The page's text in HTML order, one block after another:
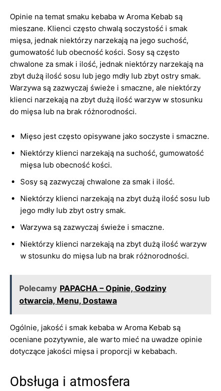
Opinie na temat smaku kebaba w Aroma Kebab są
mieszane. Klienci często chwalą soczystość i smak
mięsa, jednak niektórzy narzekają na jego suchość,
gumowatość lub obecność kości. Sosy są często
chwalone za smak i ilość, jednak niektórzy narzekają na
zbyt dużą ilość sosu lub jego mdły lub zbyt ostry smak.
Warzywa są zazwyczaj świeże i smaczne, ale niektórzy
klienci narzekają na zbyt dużą ilość warzyw w stosunku
do mięsa lub na brak różnorodności.
Mięso jest często opisywane jako soczyste i smaczne.
Niektórzy klienci narzekają na suchość, gumowatość
mięsa lub obecność kości.
Sosy są zazwyczaj chwalone za smak i ilość.
Niektórzy klienci narzekają na zbyt dużą ilość sosu lub
jego mdły lub zbyt ostry smak.
Warzywa są zazwyczaj świeże i smaczne.
Niektórzy klienci narzekają na zbyt dużą ilość warzyw
w stosunku do mięsa lub na brak różnorodności.
Polecamy PAPACHA – Opinie, Godziny
otwarcia, Menu, Dostawa
Ogólnie, jakość i smak kebaba w Aroma Kebab są
oceniane pozytywnie, ale warto mieć na uwadze opinie
dotyczące jakości mięsa i proporcji w kebabach.
Obsługa i atmosfera